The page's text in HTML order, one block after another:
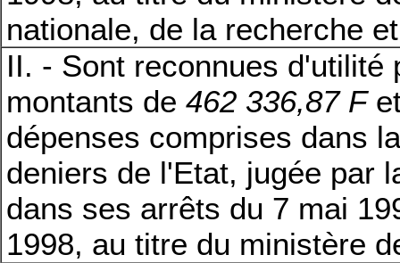
nationale, de la recherche
II. - Sont reconnues d'utilité
montants de 462 336,87 F
dépenses comprises dans
deniers de l'Etat, jugée par
dans ses arrêts du 7 mai
1998, au titre du ministère